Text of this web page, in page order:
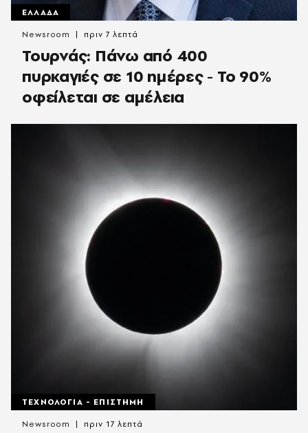
ΕΛΛΑΔΑ
Τουρνάς: Πάνω από 400
πυρκαγιές σε 10 ημέρες - Το 90%
οφείλεται σε αμέλεια
Newsroom πριν 7 λεπτά
ΤΕΧΝΟΛΟΓΙΑ - ΕΠΙΣΤΗΜΗ
Newsroom
πριν 17 λεπτά